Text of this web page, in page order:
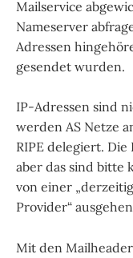
Mailservice
Nameserver
Adressen
gesendet wurden.
IP-Adressen sind
werden AS Netze
RIPE delegiert.
aber das sind bitte
von einer
Provider“
Mit den